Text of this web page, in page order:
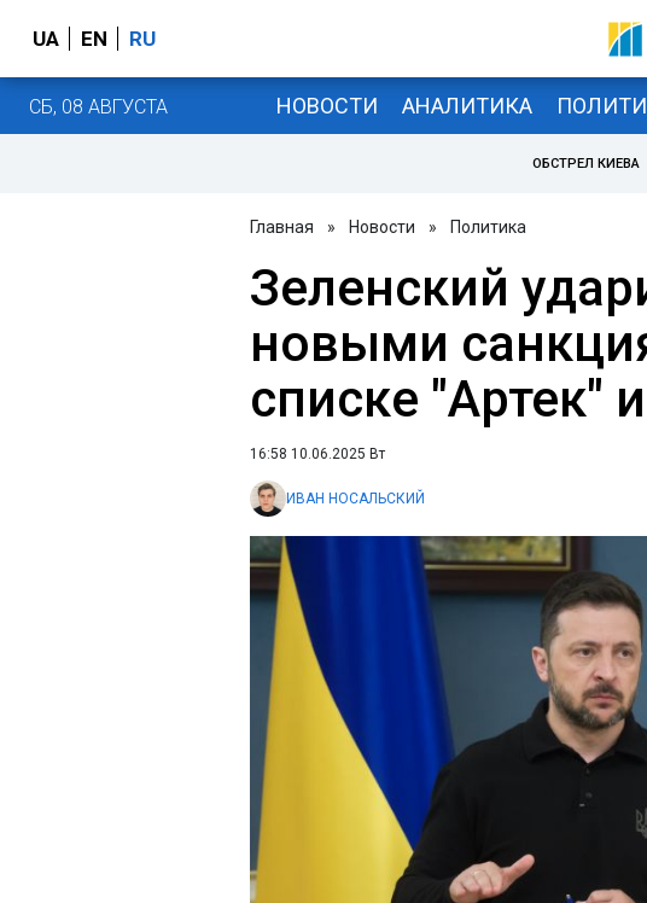
UA EN RU
СБ, 08 АВГУСТА НОВОСТИ АНАЛИТИКА
ОБСТРЕЛ КИЕВА
Главная » Новости » Политика
Зеленский
новыми
списке "Артек"
16:58 10.06.2025 Вт
ИВАН НОСАЛЬСКИЙ